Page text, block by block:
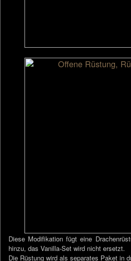
Diese Modifikation fügt eine
hinzu, das Vanilla-Set wird nicht ersetzt.
Die Rüstung wird als separates Paket in